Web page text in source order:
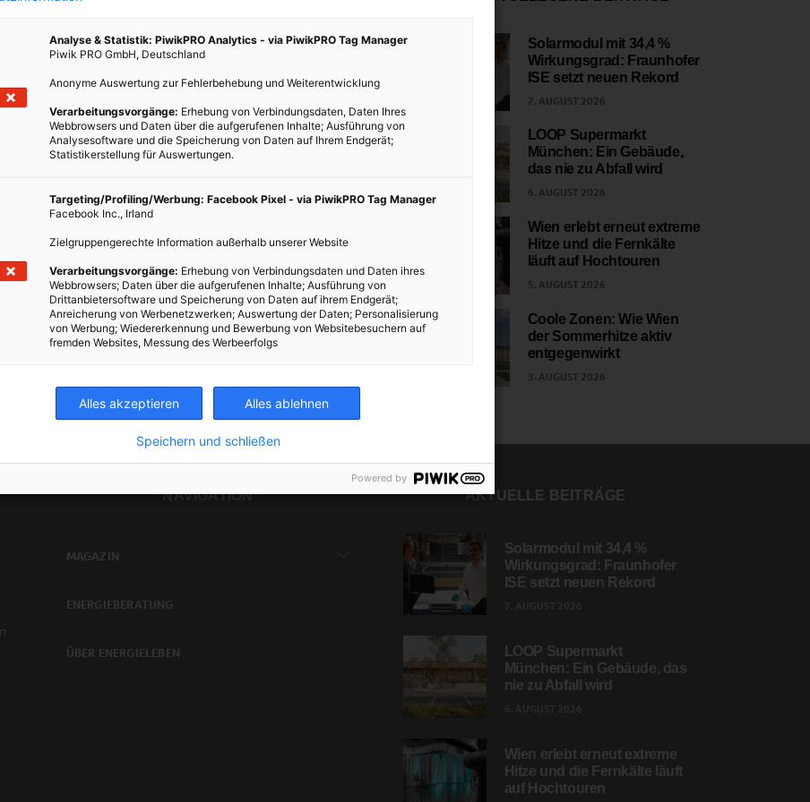
neu
Solarmodul mit 34,4 %
Wirkungsgrad: Fraunhofer
ISE setzt neuen Rekord
7. AUGUST 2026
LOOP Supermarkt
München: Ein Gebäude,
das nie zu Abfall wird
6. AUGUST 2026
Wien erlebt erneut extreme
Hitze und die Fernkälte
läuft auf Hochtouren
5. AUGUST 2026
Coole Zonen: Wie Wien
der Sommerhitze aktiv
entgegenwirkt
3. AUGUST 2026
NAVIGATION
MAGAZIN
ENERGIEBERATUNG
ÜBER ENERGIELEBEN
AKTUELLE BEITRÄGE
Solarmodul mit 34,4 %
Wirkungsgrad: Fraunhofer
ISE setzt neuen Rekord
LOOP Supermarkt
München: Ein Gebäude, das
nie zu Abfall wird
Wien erlebt erneut extreme
Hitze und die Fernkälte läuft
auf Hochtouren
Analyse & Statistik: PiwikPRO Analytics - via PiwikPRO Tag Manager
Piwik PRO GmbH, Deutschland
Anonyme Auswertung zur Fehlerbehebung und Weiterentwicklung
Verarbeitungsvorgänge: Erhebung von Verbindungsdaten, Daten Ihres
Webbrowsers und Daten über die aufgerufenen Inhalte; Ausführung von
Analysesoftware und die Speicherung von Daten auf Ihrem Endgerät;
Statistikerstellung für Auswertungen.
Targeting/Profiling/Werbung: Facebook Pixel - via PiwikPRO Tag Manager
Facebook Inc., Irland
Zielgruppengerechte Information außerhalb unserer Website
Verarbeitungsvorgänge: Erhebung von Verbindungsdaten und Daten ihres
Webbrowsers; Daten über die aufgerufenen Inhalte; Ausführung von
Drittanbietersoftware und Speicherung von Daten auf ihrem Endgerät;
Anreicherung von Werbenetzwerken; Auswertung der Daten; Personalisierung
von Werbung; Wiedererkennung und Bewerbung von Websitebesuchern auf
fremden Websites, Messung des Werbeerfolgs
Alles akzeptieren Alles ablehnen
Speichern und schließen
Powered by